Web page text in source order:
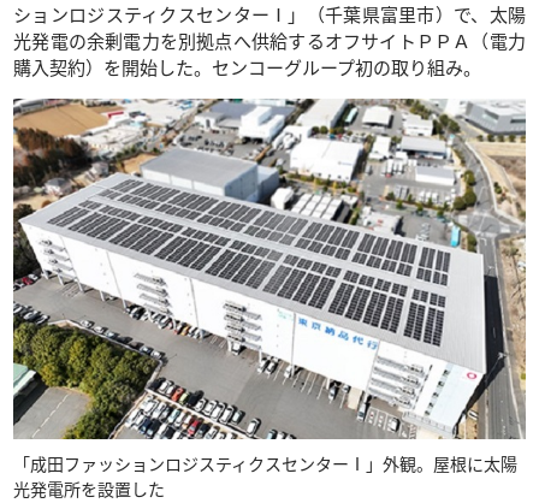
ションロジスティクスセンターⅠ」（千葉県富里市）で、太陽
光発電の余剰電力を別拠点へ供給するオフサイトＰＰＡ（電力
購入契約）を開始した。センコーグループ初の取り組み。
「成田ファッションロジスティクスセンターⅠ」外観。屋根に太陽
光発電所を設置した